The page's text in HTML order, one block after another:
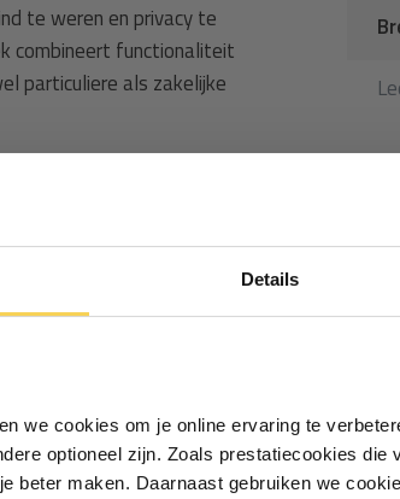
Details
we cookies om je online ervaring te
optioneel zijn. Zoals prestatiecookies die
beter maken. Daarnaast gebruiken we
te weren en privacy te
combineert functionaliteit
particuliere als zakelijke
250 cm en 300 cm
voor nog meer
Ontvang €5,- korting!
ontvang €5,- welkomstkorting!
Particulier Zakelijk